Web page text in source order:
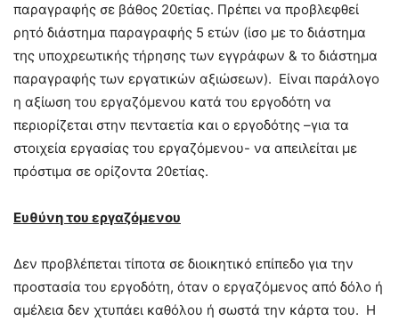
παραγραφής σε βάθος 20ετίας. Πρέπει να προβλεφθεί
ρητό διάστημα παραγραφής 5 ετών (ίσο με το διάστημα
της υποχρεωτικής τήρησης των εγγράφων & το διάστημα
παραγραφής των εργατικών αξιώσεων). Είναι παράλογο
η αξίωση του εργαζόμενου κατά του εργοδότη να
περιορίζεται στην πενταετία και ο εργοδότης –για τα
στοιχεία εργασίας του εργαζόμενου- να απειλείται με
πρόστιμα σε ορίζοντα 20ετίας.
Ευθύνη του εργαζόμενου
Δεν προβλέπεται τίποτα σε διοικητικό επίπεδο για την
προστασία του εργοδότη, όταν ο εργαζόμενος από δόλο ή
αμέλεια δεν χτυπάει καθόλου ή σωστά την κάρτα του. Η